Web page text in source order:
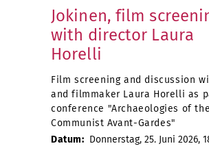
Jokinen, film
with director Laura
Horelli
Film screening and discussion
and filmmaker Laura Horelli as
conference "Archaeologies of the
Communist Avant-Gardes"
Datum: Donnerstag, 25. Juni 2026,